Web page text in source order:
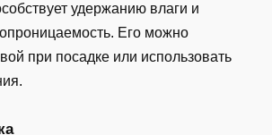
удержанию влаги и
Его можно
при посадке или использовать